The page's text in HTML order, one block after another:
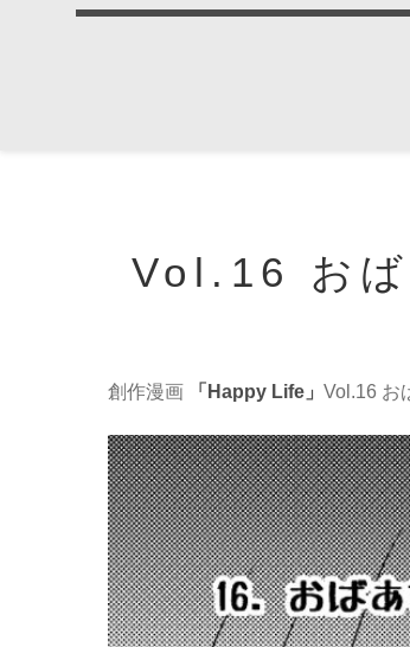
Vol.16 おば
創作漫画 「Happy Life」 Vol.16 お